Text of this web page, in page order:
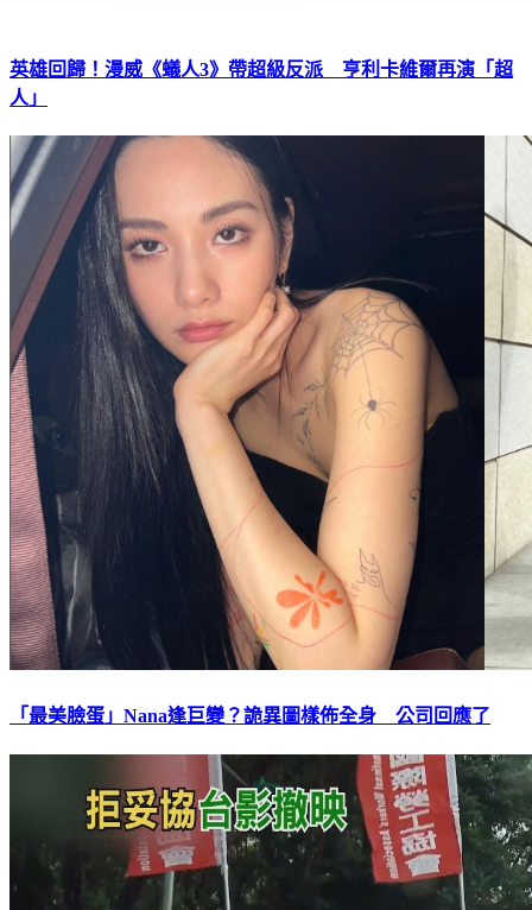
英雄回歸！漫威《蟻人3》帶超級反派 亨利卡維爾再演「超
人」
「最美臉蛋」Nana逢巨變？詭異圖樣佈全身 公司回應了